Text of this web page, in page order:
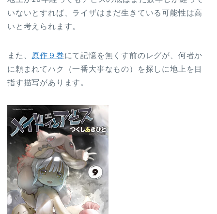
いないとすれば、ライザはまだ生きている可能性は高
いと考えられます。
また、 原作９巻にて記憶を無くす前のレグが、何者か
に頼まれてハク（一番大事なもの）を探しに地上を目
指す描写があります。